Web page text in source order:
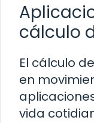
cálculo
El cálculo
en
vida